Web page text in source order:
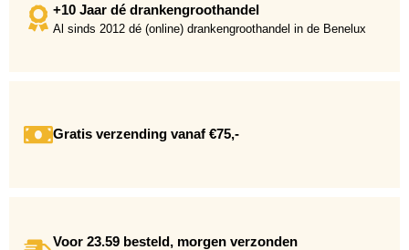
+10 Jaar dé drankengroothandel
Al sinds 2012 dé (online) drankengroothandel in de Benelux
Gratis verzending vanaf €75,-
Voor 23.59 besteld, morgen verzonden